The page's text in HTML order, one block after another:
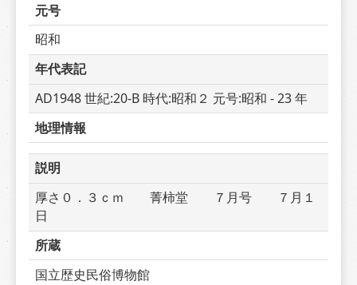
元号
昭和
年代表記
AD1948 世紀:20-B 時代:昭和２ 元号:昭和 - 23 年
地理情報
説明
厚さ０．３ｃｍ　　菁柿堂　　７月号　　７月１
日
所蔵
国立歴史民俗博物館